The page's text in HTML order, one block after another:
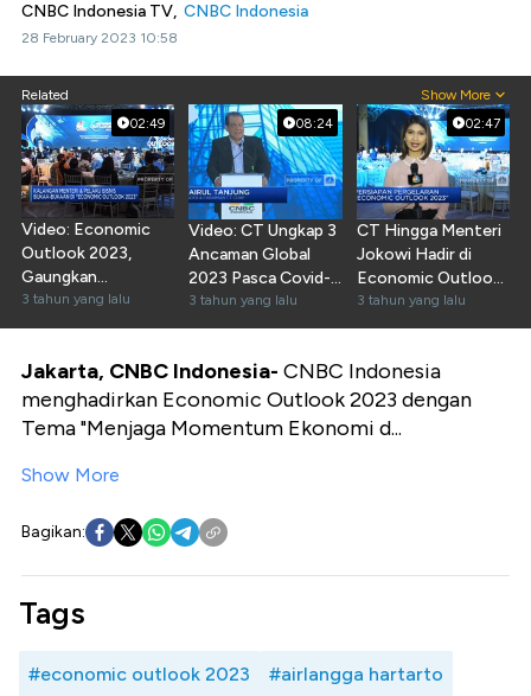
CNBC Indonesia TV, CNBC Indonesia
28 February 2023 10:58
Related Show More
02:49
Video: Economic
Outlook 2023,
Gaungkan
Optimisme Bisnis!
3 tahun yang lalu
08:24
Video: CT Ungkap 3
Ancaman Global
2023 Pasca Covid-
19
3 tahun yang lalu
02:47
CT Hingga Menteri
Jokowi Hadir di
Economic Outlook
2023
3 tahun yang lalu
Jakarta, CNBC Indonesia- CNBC Indonesia
menghadirkan Economic Outlook 2023 dengan
Tema "Menjaga Momentum Ekonomi d...
Show More
Bagikan:
Tags
#economic outlook 2023 #airlangga hartarto